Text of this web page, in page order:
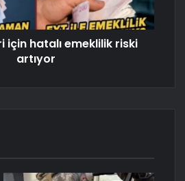
için hatalı emeklilik riski
artıyor